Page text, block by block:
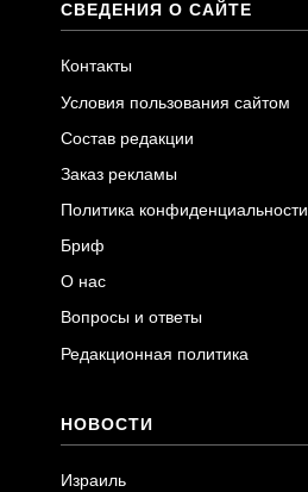
СВЕДЕНИЯ О САЙТЕ
Контакты
Условия пользования сайтом
Состав редакции
Заказ рекламы
Политика конфиденциальности
Бриф
О нас
Вопросы и ответы
Редакционная политика
НОВОСТИ
Израиль